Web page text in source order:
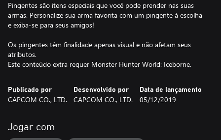
Pingentes são itens especiais que você pode prender nas suas
armas. Personalize sua arma favorita com um pingente à escolha
e exiba-se para seus amigos!
Os pingentes têm finalidade apenas visual e não afetam seus
atributos.
Este conteúdo extra requer Monster Hunter World: Iceborne.
Publicado por
CAPCOM CO., LTD.
Desenvolvido por
CAPCOM CO., LTD.
Data de lançamento
05/12/2019
Jogar com